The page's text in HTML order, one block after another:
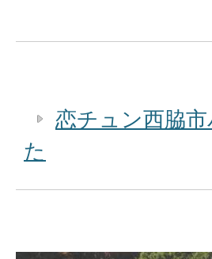
恋チュン西脇
た